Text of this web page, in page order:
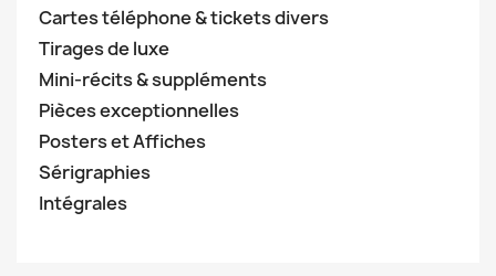
Cartes téléphone & tickets divers
Tirages de luxe
Mini-récits & suppléments
Pièces exceptionnelles
Posters et Affiches
Sérigraphies
Intégrales